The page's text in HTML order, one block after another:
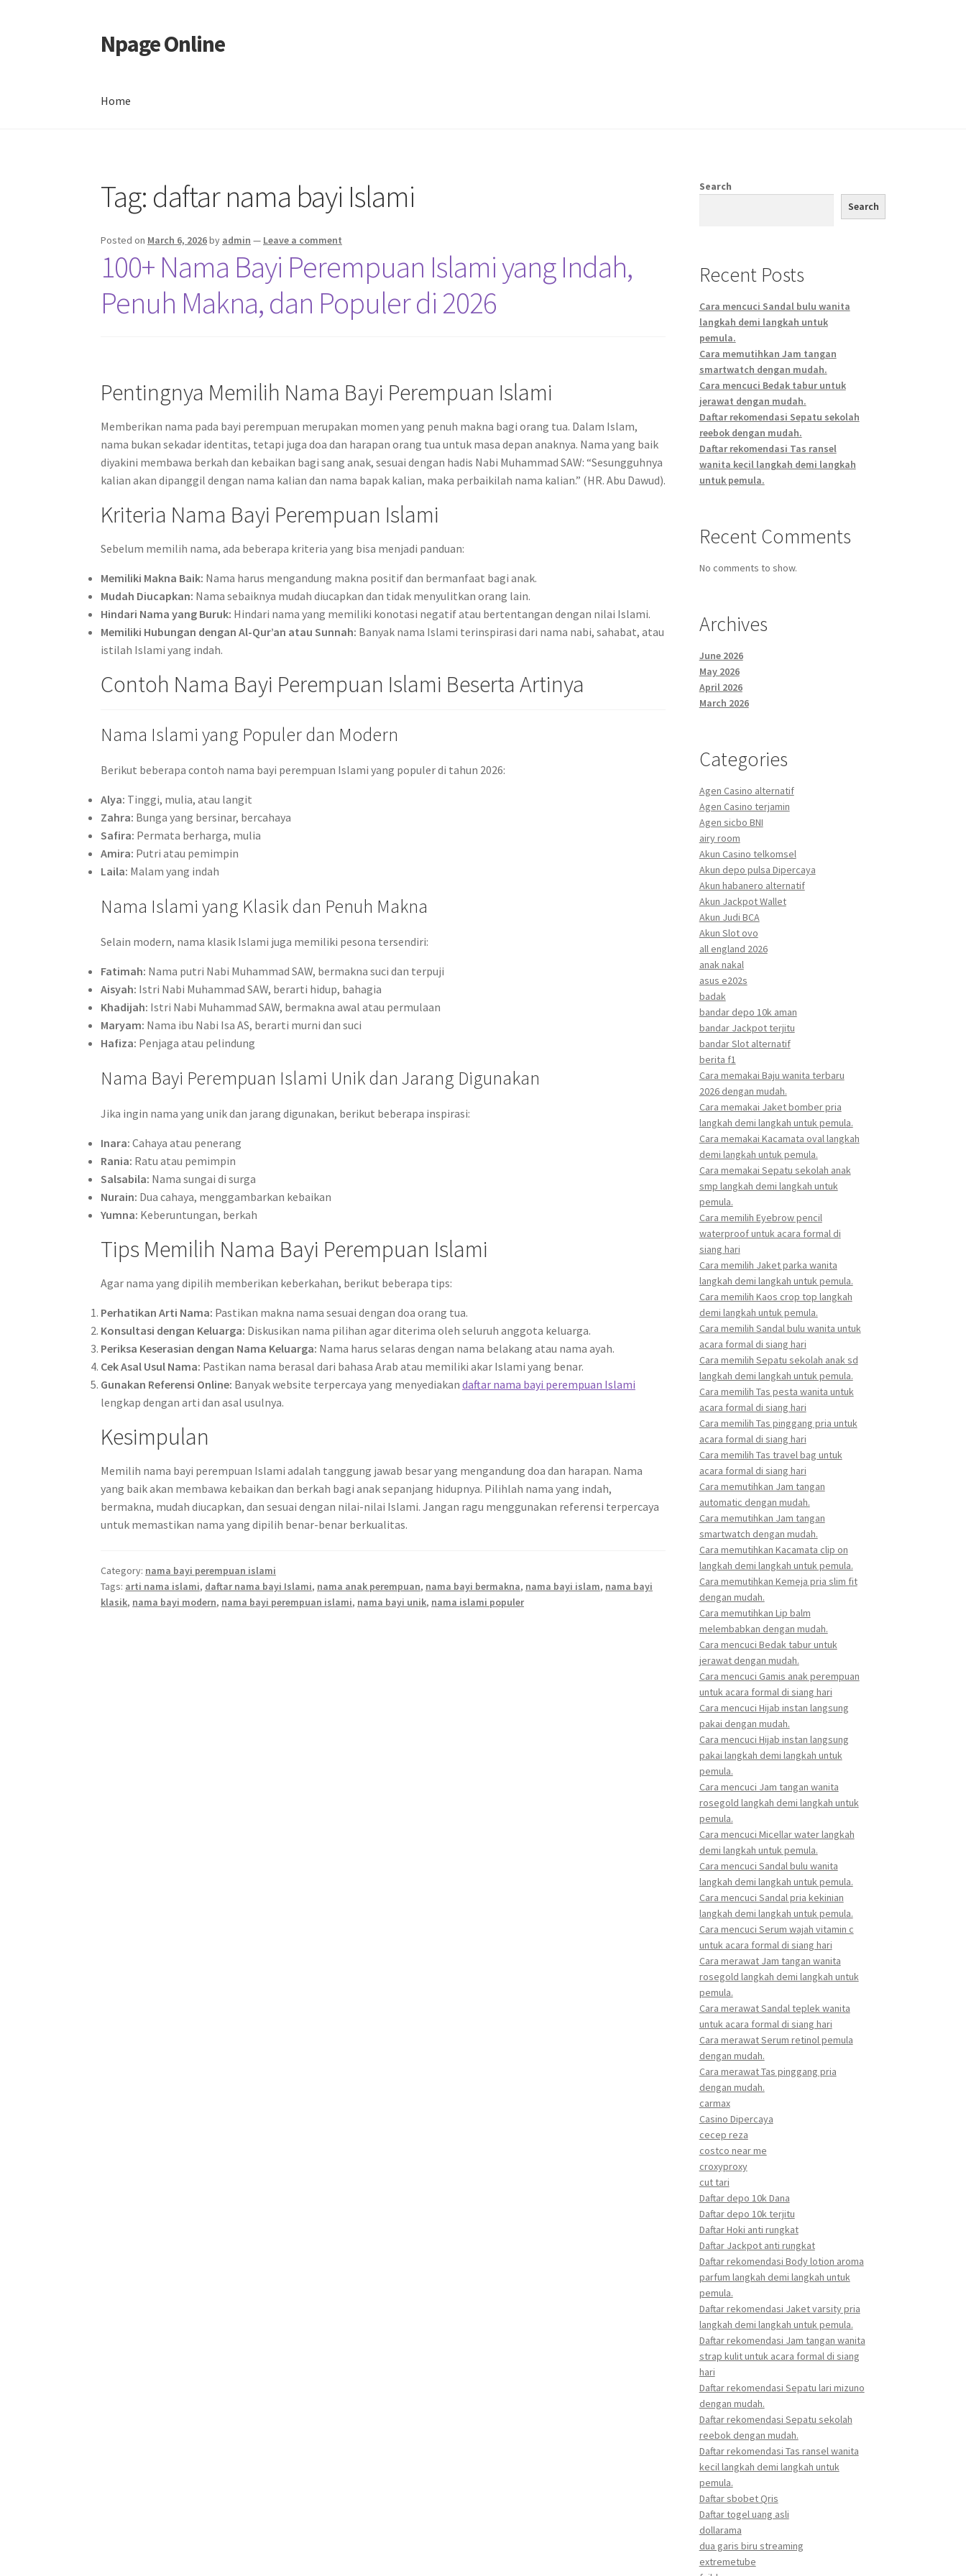
Skip
to
Skip
to
Npage Online
Home
Tag: daftar nama bayi Islami
Posted on March 6, 2026by admin — Leave a comment
100+ Nama Bayi Perempuan Islami yang Indah,
Penuh Makna, dan Populer di 2026
Pentingnya Memilih Nama Bayi Perempuan Islami
Memberikan nama pada bayi perempuan merupakan momen yang penuh makna bagi orang tua. Dalam Islam,
nama bukan sekadar identitas, tetapi juga doa dan harapan orang tua untuk masa depan anaknya. Nama yang baik
diyakini membawa berkah dan kebaikan bagi sang anak, sesuai dengan hadis Nabi Muhammad SAW: “Sesungguhnya
kalian akan dipanggil dengan nama kalian dan nama bapak kalian, maka perbaikilah nama kalian.” (HR. Abu Dawud).
Kriteria Nama Bayi Perempuan Islami
Sebelum memilih nama, ada beberapa kriteria yang bisa menjadi panduan:
Memiliki Makna Baik: Nama harus mengandung makna positif dan bermanfaat bagi anak.
Mudah Diucapkan: Nama sebaiknya mudah diucapkan dan tidak menyulitkan orang lain.
Hindari Nama yang Buruk: Hindari nama yang memiliki konotasi negatif atau bertentangan dengan nilai Islami.
Memiliki Hubungan dengan Al-Qur’an atau Sunnah: Banyak nama Islami terinspirasi dari nama nabi, sahabat, atau
istilah Islami yang indah.
Contoh Nama Bayi Perempuan Islami Beserta Artinya
Nama Islami yang Populer dan Modern
Berikut beberapa contoh nama bayi perempuan Islami yang populer di tahun 2026:
Alya: Tinggi, mulia, atau langit
Zahra: Bunga yang bersinar, bercahaya
Safira: Permata berharga, mulia
Amira: Putri atau pemimpin
Laila: Malam yang indah
Nama Islami yang Klasik dan Penuh Makna
Selain modern, nama klasik Islami juga memiliki pesona tersendiri:
Fatimah: Nama putri Nabi Muhammad SAW, bermakna suci dan terpuji
Aisyah: Istri Nabi Muhammad SAW, berarti hidup, bahagia
Khadijah: Istri Nabi Muhammad SAW, bermakna awal atau permulaan
Maryam: Nama ibu Nabi Isa AS, berarti murni dan suci
Hafiza: Penjaga atau pelindung
Nama Bayi Perempuan Islami Unik dan Jarang Digunakan
Jika ingin nama yang unik dan jarang digunakan, berikut beberapa inspirasi:
Inara: Cahaya atau penerang
Rania: Ratu atau pemimpin
Salsabila: Nama sungai di surga
Nurain: Dua cahaya, menggambarkan kebaikan
Yumna: Keberuntungan, berkah
Tips Memilih Nama Bayi Perempuan Islami
Agar nama yang dipilih memberikan keberkahan, berikut beberapa tips:
Perhatikan Arti Nama: Pastikan makna nama sesuai dengan doa orang tua.
Konsultasi dengan Keluarga: Diskusikan nama pilihan agar diterima oleh seluruh anggota keluarga.
Periksa Keserasian dengan Nama Keluarga: Nama harus selaras dengan nama belakang atau nama ayah.
Cek Asal Usul Nama: Pastikan nama berasal dari bahasa Arab atau memiliki akar Islami yang benar.
Gunakan Referensi Online: Banyak website terpercaya yang menyediakandaftar nama bayi perempuan Islami
lengkap dengan arti dan asal usulnya.
Kesimpulan
Memilih nama bayi perempuan Islami adalah tanggung jawab besar yang mengandung doa dan harapan. Nama
yang baik akan membawa kebaikan dan berkah bagi anak sepanjang hidupnya. Pilihlah nama yang indah,
bermakna, mudah diucapkan, dan sesuai dengan nilai-nilai Islami. Jangan ragu menggunakan referensi terpercaya
untuk memastikan nama yang dipilih benar-benar berkualitas.
Category: nama bayi perempuan islami
Tags: arti nama islami, daftar nama bayi Islami, nama anak perempuan, nama bayi bermakna, nama bayi islam, nama bayi
klasik, nama bayi modern, nama bayi perempuan islami, nama bayi unik, nama islami populer
Search
Search
Recent Posts
Cara mencuci Sandal bulu wanita
langkah demi langkah untuk
pemula.
Cara memutihkan Jam tangan
smartwatch dengan mudah.
Cara mencuci Bedak tabur untuk
jerawat dengan mudah.
Daftar rekomendasi Sepatu sekolah
reebok dengan mudah.
Daftar rekomendasi Tas ransel
wanita kecil langkah demi langkah
untuk pemula.
Recent Comments
No comments to show.
Archives
June 2026
May 2026
April 2026
March 2026
Categories
Agen Casino alternatif
Agen Casino terjamin
Agen sicbo BNI
airy room
Akun Casino telkomsel
Akun depo pulsa Dipercaya
Akun habanero alternatif
Akun Jackpot Wallet
Akun Judi BCA
Akun Slot ovo
all england 2026
anak nakal
asus e202s
badak
bandar depo 10k aman
bandar Jackpot terjitu
bandar Slot alternatif
berita f1
Cara memakai Baju wanita terbaru
2026 dengan mudah.
Cara memakai Jaket bomber pria
langkah demi langkah untuk pemula.
Cara memakai Kacamata oval langkah
demi langkah untuk pemula.
Cara memakai Sepatu sekolah anak
smp langkah demi langkah untuk
pemula.
Cara memilih Eyebrow pencil
waterproof untuk acara formal di
siang hari
Cara memilih Jaket parka wanita
langkah demi langkah untuk pemula.
Cara memilih Kaos crop top langkah
demi langkah untuk pemula.
Cara memilih Sandal bulu wanita untuk
acara formal di siang hari
Cara memilih Sepatu sekolah anak sd
langkah demi langkah untuk pemula.
Cara memilih Tas pesta wanita untuk
acara formal di siang hari
Cara memilih Tas pinggang pria untuk
acara formal di siang hari
Cara memilih Tas travel bag untuk
acara formal di siang hari
Cara memutihkan Jam tangan
automatic dengan mudah.
Cara memutihkan Jam tangan
smartwatch dengan mudah.
Cara memutihkan Kacamata clip on
langkah demi langkah untuk pemula.
Cara memutihkan Kemeja pria slim fit
dengan mudah.
Cara memutihkan Lip balm
melembabkan dengan mudah.
Cara mencuci Bedak tabur untuk
jerawat dengan mudah.
Cara mencuci Gamis anak perempuan
untuk acara formal di siang hari
Cara mencuci Hijab instan langsung
pakai dengan mudah.
Cara mencuci Hijab instan langsung
pakai langkah demi langkah untuk
pemula.
Cara mencuci Jam tangan wanita
rosegold langkah demi langkah untuk
pemula.
Cara mencuci Micellar water langkah
demi langkah untuk pemula.
Cara mencuci Sandal bulu wanita
langkah demi langkah untuk pemula.
Cara mencuci Sandal pria kekinian
langkah demi langkah untuk pemula.
Cara mencuci Serum wajah vitamin c
untuk acara formal di siang hari
Cara merawat Jam tangan wanita
rosegold langkah demi langkah untuk
pemula.
Cara merawat Sandal teplek wanita
untuk acara formal di siang hari
Cara merawat Serum retinol pemula
dengan mudah.
Cara merawat Tas pinggang pria
dengan mudah.
carmax
Casino Dipercaya
cecep reza
costco near me
croxyproxy
cut tari
Daftar depo 10k Dana
Daftar depo 10k terjitu
Daftar Hoki anti rungkat
Daftar Jackpot anti rungkat
Daftar rekomendasi Body lotion aroma
parfum langkah demi langkah untuk
pemula.
Daftar rekomendasi Jaket varsity pria
langkah demi langkah untuk pemula.
Daftar rekomendasi Jam tangan wanita
strap kulit untuk acara formal di siang
hari
Daftar rekomendasi Sepatu lari mizuno
dengan mudah.
Daftar rekomendasi Sepatu sekolah
reebok dengan mudah.
Daftar rekomendasi Tas ransel wanita
kecil langkah demi langkah untuk
pemula.
Daftar sbobet Qris
Daftar togel uang asli
dollarama
dua garis biru streaming
extremetube